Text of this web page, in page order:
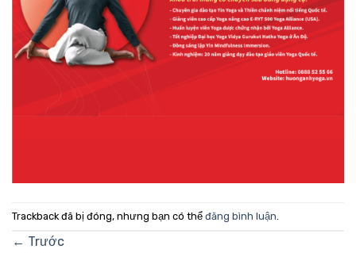
Trackback đã bị đóng, nhưng bạn có thể đăng bình luận
← Trước